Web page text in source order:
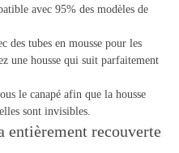
avec 95% des modèles de
des tubes en mousse pour les
une housse qui suit parfaitement
le canapé afin que la housse
sont invisibles.